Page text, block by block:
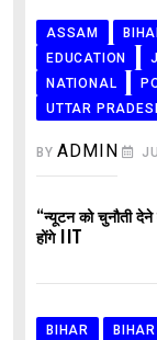
ASSAM
EDUCATION
NATIONAL
UTTAR
BYADMIN
“न्यूटन को चुनौती देने
होंगे IIT
BIHAR BIHAR